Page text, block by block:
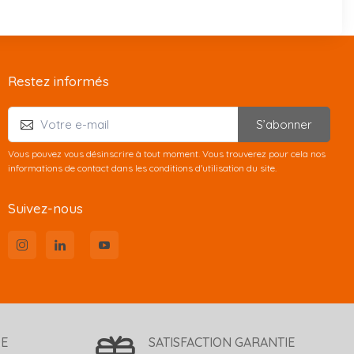
Restez informés
S’abonner
Vous pouvez vous désinscrire à tout moment. Vous trouverez pour cela nos
informations de contact dans les conditions d'utilisation du site.
Suivez-nous
SATISFACTION GARANTIE